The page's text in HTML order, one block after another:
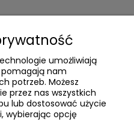
umożliwiają
pomagają nam
potrzeb. Możesz
przez nas wszystkich
lub dostosować użycie
wybierając opcję